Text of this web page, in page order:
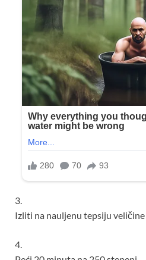
3.
Izliti na nauljenu tepsiju veličine
4.